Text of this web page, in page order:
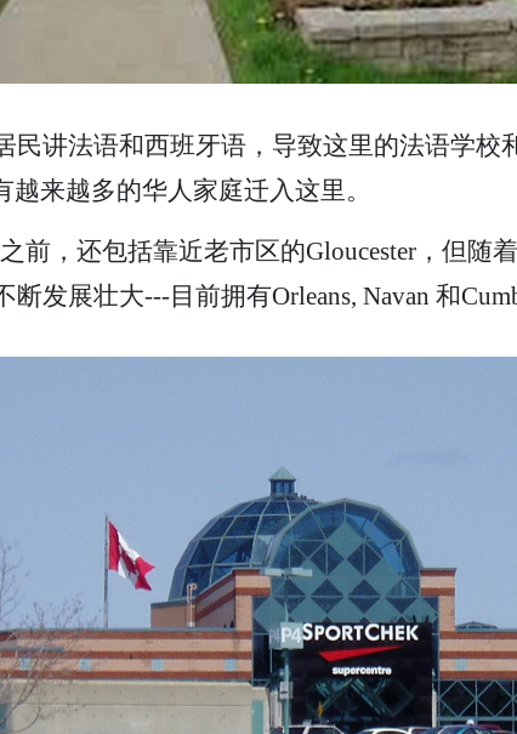
民讲法语和西班牙语，导致这里的法语学校
来越多的华人家庭迁入这里。
前，还包括靠近老市区的Gloucester，但随
发展壮大---目前拥有Orleans, Navan 和